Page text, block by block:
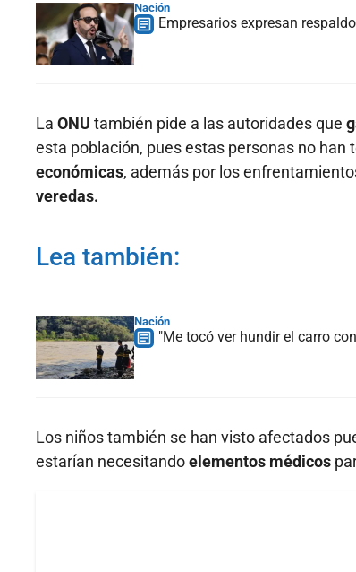
Nación
Empresarios expresan
La ONU también pide a las autoridades que
esta población, pues estas personas no han
económicas, además por los
veredas.
Lea también:
Nación
"Me tocó ver hundir el carro
Los niños también se han visto afectados
estarían necesitandoelementos médicos